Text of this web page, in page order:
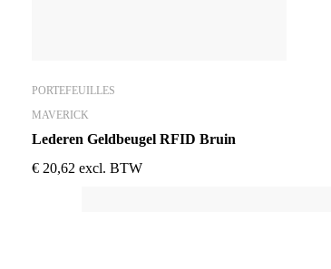
PORTEFEUILLES
MAVERICK
Lederen Geldbeugel RFID Bruin
€ 20,62 excl. BTW